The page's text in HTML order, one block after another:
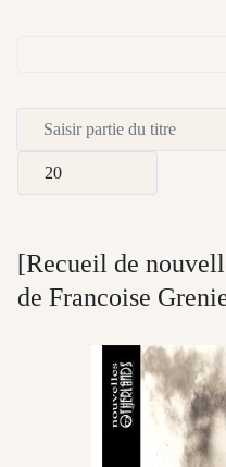
Saisir partie du titre
Afficher #
[Recueil de
de Francoise